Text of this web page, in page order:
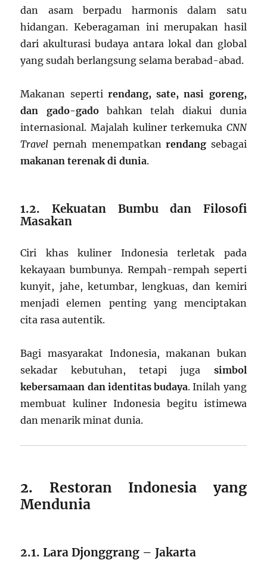
dan asam berpadu harmonis dalam satu
hidangan. Keberagaman ini merupakan hasil
dari akulturasi budaya antara lokal dan global
yang sudah berlangsung selama berabad-abad.
Makanan seperti rendang, sate, nasi goreng,
dan gado-gadobahkan telah diakui dunia
internasional. Majalah kuliner terkemuka CNN
Travel pernah menempatkanrendang sebagai
makanan terenak di dunia.
1.2. Kekuatan Bumbu dan Filosofi
Masakan
Ciri khas kuliner Indonesia terletak pada
kekayaan bumbunya. Rempah-rempah seperti
kunyit, jahe, ketumbar, lengkuas, dan kemiri
menjadi elemen penting yang menciptakan
cita rasa autentik.
Bagi masyarakat Indonesia, makanan bukan
sekadar kebutuhan, tetapi juga simbol
kebersamaan dan identitas budaya. Inilah yang
membuat kuliner Indonesia begitu istimewa
dan menarik minat dunia.
2. Restoran Indonesia yang
Mendunia
2.1. Lara Djonggrang – Jakarta